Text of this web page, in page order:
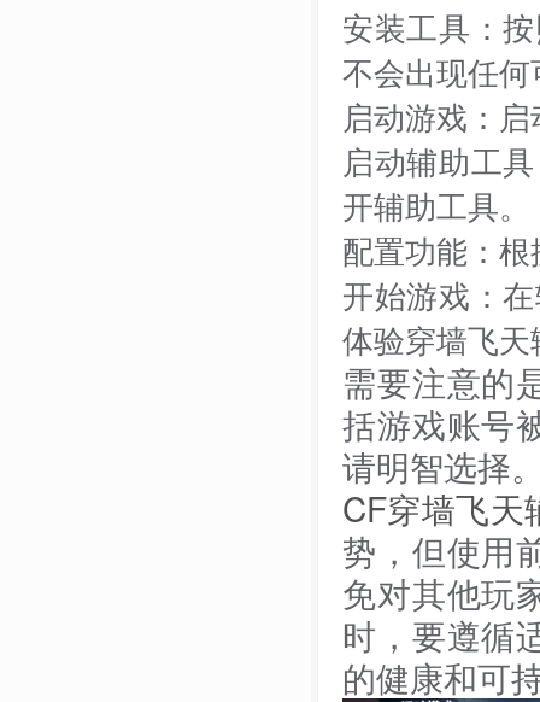
安装工具：
不会出现任
启动游戏：
启动辅助工
开辅助工具。
配置功能：
开始游戏：
体验穿墙飞
需要注意的
括游戏账号
请明智选择
CF穿墙飞天
势，但使用
免对其他玩
时，要遵循
的健康和可